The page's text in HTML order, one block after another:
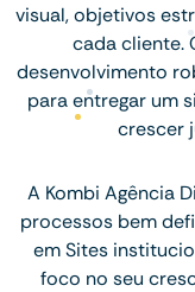
visual, objetivos
cada cliente.
desenvolvimento
para entregar um
crescer
A Kombi Agência
processos bem
em Sites
foco no seu